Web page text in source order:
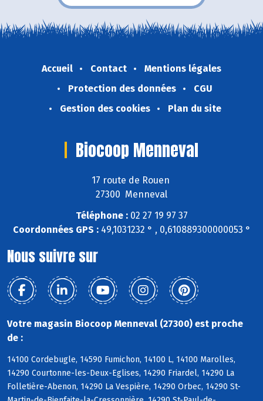
Accueil Contact
Mentions légales
Protection des données
CGU
Gestion des cookies
Plan du site
Biocoop Menneval
17 route de Rouen
27300 Menneval
Téléphone :02 27 19 97 37
Coordonnées GPS :49,1031232 ° , 0,610889300000053 °
Nous suivre sur
Votre magasin Biocoop Menneval (27300) est proche
de :
14100 Cordebugle, 14590 Fumichon, 14100 L, 14100 Marolles,
14290 Courtonne-les-Deux-Eglises, 14290 Friardel, 14290 La
Folletière-Abenon, 14290 La Vespière, 14290 Orbec, 14290 St-